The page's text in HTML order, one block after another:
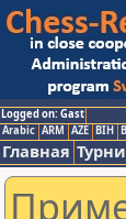
Logged on: Gast
Arabic ARM AZE BIH
Главная